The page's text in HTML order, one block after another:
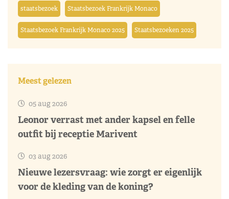
staatsbezoek Staatsbezoek Frankrijk Monaco
Staatsbezoek Frankrijk Monaco 2025 Staatsbezoeken 2025
Meest gelezen
05 aug 2026
Leonor verrast met ander kapsel en felle
outfit bij receptie Marivent
03 aug 2026
Nieuwe lezersvraag: wie zorgt er eigenlijk
voor de kleding van de koning?